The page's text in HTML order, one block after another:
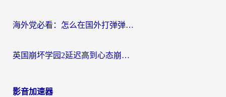
海外党必看：怎么在国外打弹弹堂不卡？番茄加速器亲测指南
英国崩坏学园2延迟高到心态崩？海外党国服游戏加速终极指南
影音加速器